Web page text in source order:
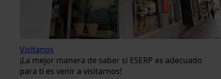
Visítanos
¡La mejor manera de saber si ESERP es adecuado
para tí es venir a visitarnos!